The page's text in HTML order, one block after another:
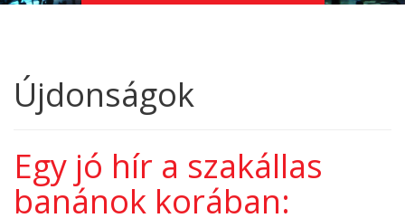
banánok
Újdonságok
Egy jó hír a szakállas
banánok korában: